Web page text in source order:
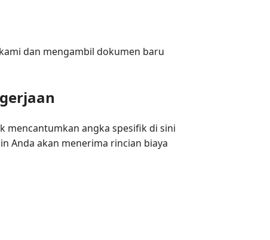
dan mengambil dokumen baru
mencantumkan angka spesifik di sini
Anda akan menerima rincian biaya